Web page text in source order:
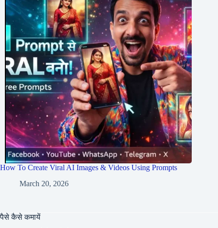
How To Create Viral AI Images & Videos Using Prompts
March 20, 2026
पैसे कैसे कमायें